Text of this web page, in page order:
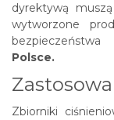
dyrektywą
wytworzone
Polsce.
Zbiorniki